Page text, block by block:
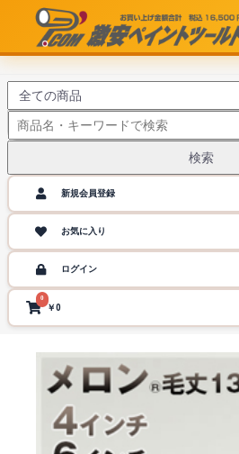
検索
新規会員登録
お気に入り
ログイン
0
￥0